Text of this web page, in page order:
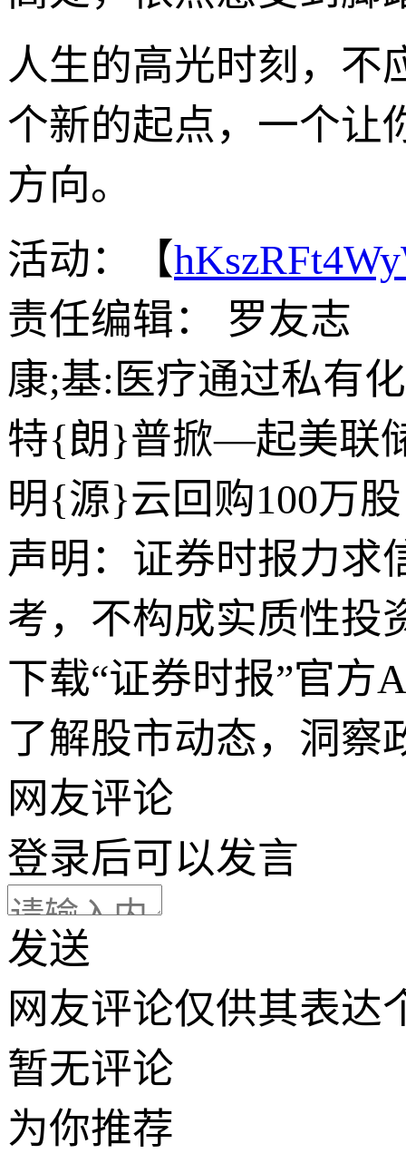
人生的高光时刻，不
个新的起点，一个让
方向。
活动：【
责任编辑： 罗友志
康;基:医疗通过私有
特{朗}普掀—起美联
明{源}云回购100万
声明：证券时报力求
考，不构成实质性投
下载“证券时报”官方
了解股市动态，洞察
网友评论
登录后可以发言
发送
网友评论仅供其表达
暂无评论
为你推荐